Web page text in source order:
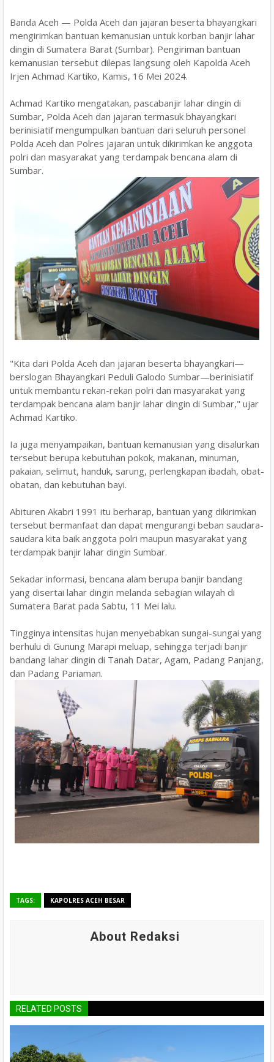
Banda Aceh — Polda Aceh dan jajaran beserta bhayangkari
mengirimkan bantuan kemanusian untuk korban banjir lahar
dingin di Sumatera Barat (Sumbar). Pengiriman bantuan
kemanusian tersebut dilepas langsung oleh Kapolda Aceh
Irjen Achmad Kartiko, Kamis, 16 Mei 2024.
Achmad Kartiko mengatakan, pascabanjir lahar dingin di
Sumbar, Polda Aceh dan jajaran termasuk bhayangkari
berinisiatif mengumpulkan bantuan dari seluruh personel
Polda Aceh dan Polres jajaran untuk dikirimkan ke anggota
polri dan masyarakat yang terdampak bencana alam di
Sumbar.
"Kita dari Polda Aceh dan jajaran beserta bhayangkari—
berslogan Bhayangkari Peduli Galodo Sumbar—berinisiatif
untuk membantu rekan-rekan polri dan masyarakat yang
terdampak bencana alam banjir lahar dingin di Sumbar," ujar
Achmad Kartiko.
Ia juga menyampaikan, bantuan kemanusian yang disalurkan
tersebut berupa kebutuhan pokok, makanan, minuman,
pakaian, selimut, handuk, sarung, perlengkapan ibadah, obat-
obatan, dan kebutuhan bayi.
Abituren Akabri 1991 itu berharap, bantuan yang dikirimkan
tersebut bermanfaat dan dapat mengurangi beban saudara-
saudara kita baik anggota polri maupun masyarakat yang
terdampak banjir lahar dingin Sumbar.
Sekadar informasi, bencana alam berupa banjir bandang
yang disertai lahar dingin melanda sebagian wilayah di
Sumatera Barat pada Sabtu, 11 Mei lalu.
Tingginya intensitas hujan menyebabkan sungai-sungai yang
berhulu di Gunung Marapi meluap, sehingga terjadi banjir
bandang lahar dingin di Tanah Datar, Agam, Padang Panjang,
dan Padang Pariaman.
TAGS: KAPOLRES ACEH BESAR
About Redaksi
RELATED POSTS